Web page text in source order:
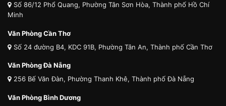
Số 86/12 Phổ Quang, Phường Tân Sơn Hòa, Thành phố Hồ Chí
Minh
Văn Phòng Cần Thơ
Số 24 đường B4, KDC 91B, Phường Tân An, Thành phố Cần Thơ
Văn Phòng Đà Nẵng
256 Bế Văn Đàn, Phường Thanh Khê, Thành phố Đà Nẵng
Văn Phòng Bình Dương